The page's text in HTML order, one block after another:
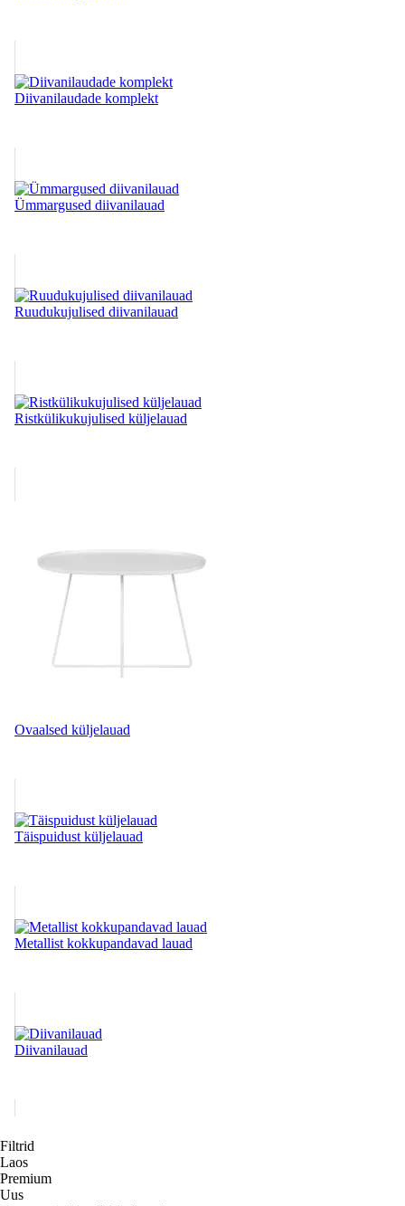
Diivanilaudade komplekt
Ümmargused diivanilauad
Ruudukujulised diivanilauad
Ristkülikukujulised küljelauad
Ovaalsed küljelauad
Täispuidust küljelauad
Metallist kokkupandavad lauad
Diivanilauad
Filtrid
Laos
Premium
Uus